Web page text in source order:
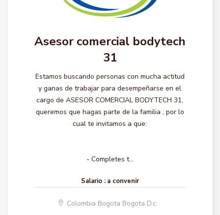
Asesor comercial bodytech
31
Estamos buscando personas con mucha actitud
y ganas de trabajar para desempeñarse en el
cargo de ASESOR COMERCIAL BODYTECH 31,
queremos que hagas parte de la familia , por lo
cual te invitamos a que:
- Completes t...
Salario : a convenir
Colombia Bogota Bogota D.c.